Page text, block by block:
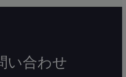
い合わせ